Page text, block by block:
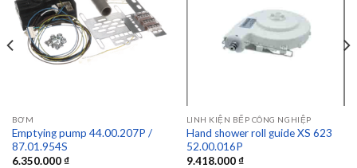
Add to
wishlist
BƠM
Emptying pump 44.00.207P /
87.01.954S
6.350.000₫
wishlist
LINH KIỆN BẾP CÔNG NGHIỆP
Hand shower roll guide XS 623
52.00.016P
9.418.000₫